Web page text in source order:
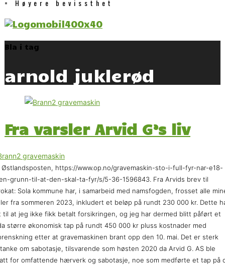
= Høyere bevissthet
Bla i tag
arnold juklerød
Fra varsler Arvid G’s liv
Østlandsposten, https://www.op.no/gravemaskin-sto-i-full-fyr-nar-e18-
grunn-til-at-den-skal-ta-fyr/s/5-36-1596843. Fra Arvids brev til
Sola kommune har, i samarbeid med namsfogden, frosset alle
fra sommeren 2023, inkludert et beløp på rundt 230 000 kr. Dette
til at jeg ikke fikk betalt forsikringen, og jeg har dermed blitt påført et
større økonomisk tap på rundt 450 000 kr pluss kostnader med
etter at gravemaskinen brant opp den 10. mai. Det er sterk
om sabotasje, tilsvarende som høsten 2020 da Arvid G. AS ble
for omfattende hærverk og sabotasje, noe som medførte et tap på